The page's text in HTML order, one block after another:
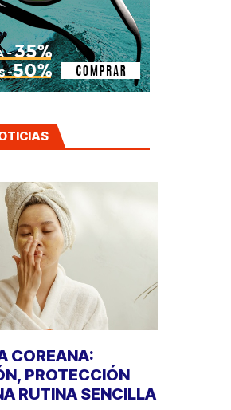
COREANA:
PROTECCIÓN
RUTINA SENCILLA